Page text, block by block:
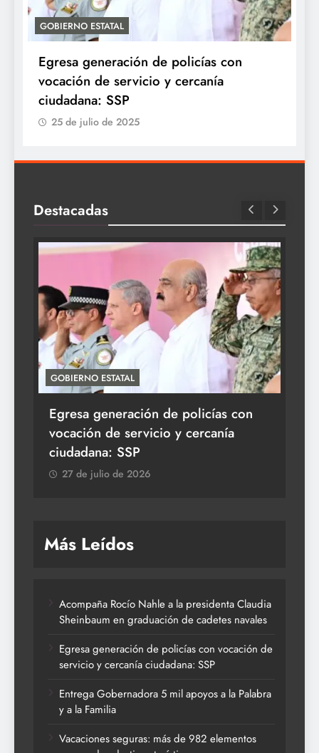
GOBIERNO ESTATAL
Egresa generación de policías con
vocación de servicio y cercanía
ciudadana: SSP
25 de julio de 2025
Destacadas
GOBIERNO ESTATAL
Egresa generación de policías con
vocación de servicio y cercanía
ciudadana: SSP
27 de julio de 2026
Más Leídos
Acompaña Rocío Nahle a la presidenta Claudia
Sheinbaum en graduación de cadetes navales
Egresa generación de policías con vocación de
servicio y cercanía ciudadana: SSP
Entrega Gobernadora 5 mil apoyos a la Palabra
y a la Familia
Vacaciones seguras: más de 982 elementos